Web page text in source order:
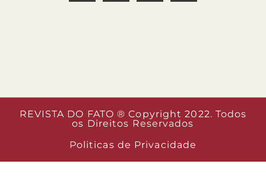
REVISTA DO FATO ® Copyright 2022. Todos
os Direitos Reservados
Politicas de Privacidade